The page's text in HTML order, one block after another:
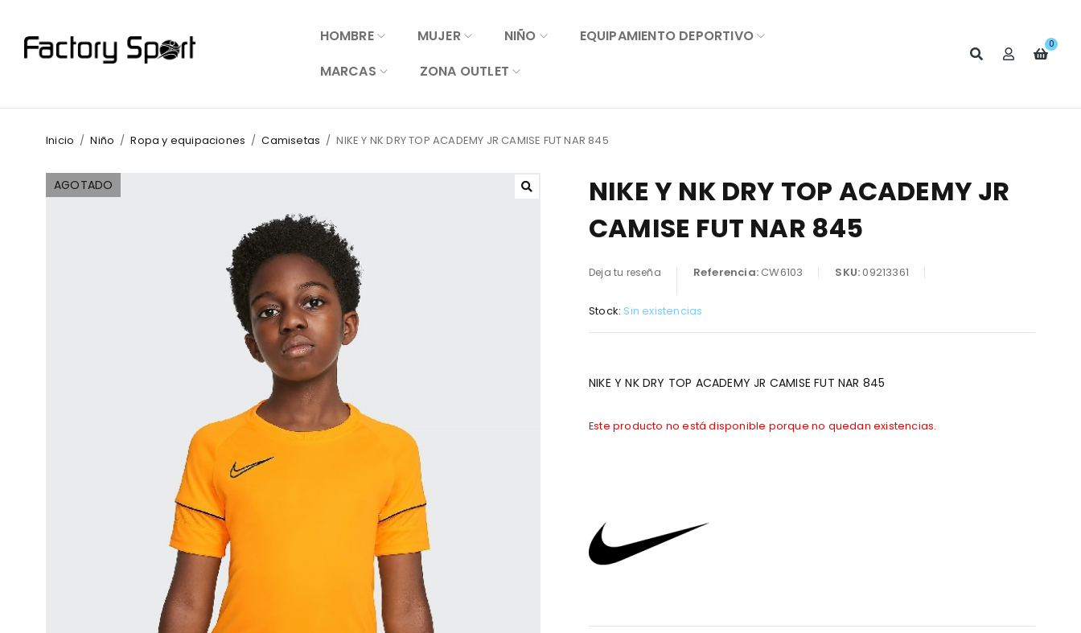
HOMBRE MUJER NIÑO
EQUIPAMIENTO DEPORTIVO
MARCAS
ZONA OUTLET
0
Inicio / Niño / Ropa y equipaciones / Camisetas / NIKE Y NK DRY TOP ACADEMY JR CAMISE FUT NAR 845
AGOTADO
NIKE Y NK DRY TOP ACADEMY JR
CAMISE FUT NAR 845
Deja tu reseña Referencia: CW6103 SKU:09213361
Stock: Sin existencias
NIKE Y NK DRY TOP ACADEMY JR CAMISE FUT NAR 845
Este producto no está disponible porque no quedan existencias.